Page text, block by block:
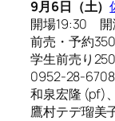
9月6日（土）
開場19:30 開
前売・予約
学生前売り
0952-28-6708
和泉宏隆 (pf)
鷹村テデ瑠美